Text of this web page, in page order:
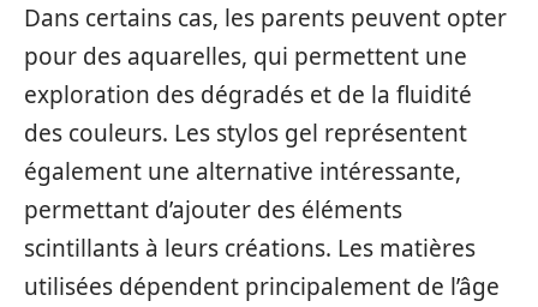
Dans certains cas, les parents peuvent opter
pour des aquarelles, qui permettent une
exploration des dégradés et de la fluidité
des couleurs. Les stylos gel représentent
également une alternative intéressante,
permettant d’ajouter des éléments
scintillants à leurs créations. Les matières
utilisées dépendent principalement de l’âge